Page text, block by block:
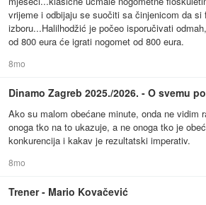
vrijeme i odbijaju se suočiti sa činjenicom da si
izboru...Halilhodžić je počeo isporučivati
od 800 eura će igrati nogomet od 800 eura.
8mo
Dinamo Zagreb 2025./2026. - O svemu
Ako su malom obećane minute, onda ne vidim
onoga tko na to ukazuje, a ne onoga tko je
konkurencija i kakav je rezultatski imperativ.
8mo
Trener - Mario Kovačević